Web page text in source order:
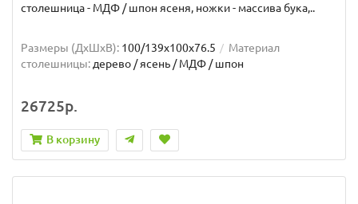
столешница - МДФ / шпон ясеня, ножки - массива бука,..
Размеры (ДхШxВ): 100/139х100х76.5
Материал
столешницы: дерево / ясень / МДФ / шпон
26725р.
В корзину